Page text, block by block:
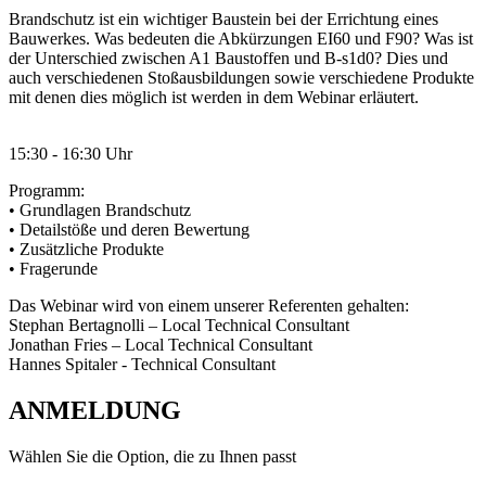
Brandschutz ist ein wichtiger Baustein bei der Errichtung eines
Bauwerkes. Was bedeuten die Abkürzungen EI60 und F90? Was ist
der Unterschied zwischen A1 Baustoffen und B-s1d0? Dies und
auch verschiedenen Stoßausbildungen sowie verschiedene Produkte
mit denen dies möglich ist werden in dem Webinar erläutert.
15:30 - 16:30 Uhr
Programm:
• Grundlagen Brandschutz
• Detailstöße und deren Bewertung
• Zusätzliche Produkte
• Fragerunde
Das Webinar wird von einem unserer Referenten gehalten:
Stephan Bertagnolli – Local Technical Consultant
Jonathan Fries – Local Technical Consultant
Hannes Spitaler - Technical Consultant
ANMELDUNG
Wählen Sie die Option, die zu Ihnen passt